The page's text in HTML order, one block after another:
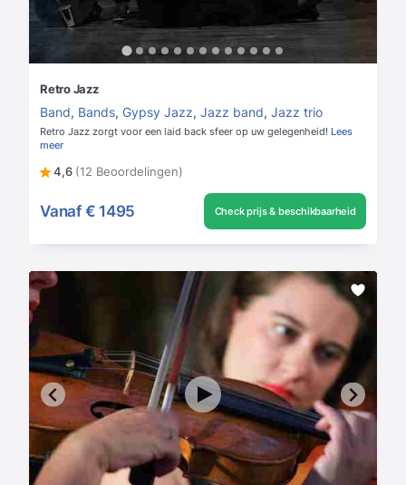
Retro Jazz
Band, Bands, Gypsy Jazz, Jazz band, Jazz trio
Retro Jazz zorgt voor een laid back sfeer op uw gelegenheid! Lees
meer
4,6 (12 Beoordelingen)
Vanaf € 1495 Check prijs & beschikbaarheid